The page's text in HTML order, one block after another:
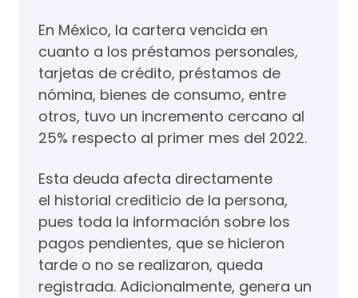
En México, la cartera vencida en
cuanto a los préstamos personales,
tarjetas de crédito, préstamos de
nómina, bienes de consumo, entre
otros, tuvo un incremento cercano al
25% respecto al primer mes del 2022.
Esta deuda afecta directamente
el historial crediticio de la persona,
pues toda la información sobre los
pagos pendientes, que se hicieron
tarde o no se realizaron, queda
registrada. Adicionalmente, genera un